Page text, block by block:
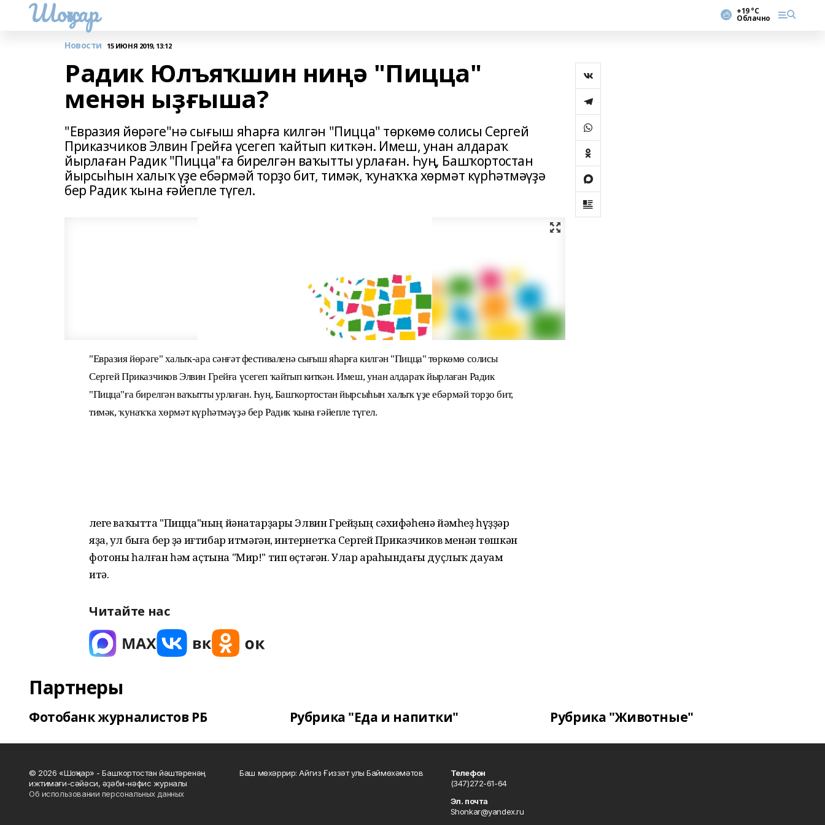
Шоңҡар +19 °С
Облачно
Новости 15 ИЮНЯ 2019, 13:12
Радик Юлъяҡшин ниңә "Пицца"
менән ыҙғыша?
"Евразия йөрәге"нә сығыш яһарға килгән "Пицца" төркөмө солисы Сергей
Приказчиков Элвин Грейға үсегеп ҡайтып киткән. Имеш, унан алдараҡ
йырлаған Радик "Пицца"ға бирелгән ваҡытты урлаған. Һуң, Башҡортостан
йырсыһын халыҡ үҙе ебәрмәй торҙо бит, тимәк, ҡунаҡҡа хөрмәт күрһәтмәүҙә
бер Радик ҡына ғәйепле түгел.
"Евразия йөрәге" халыҡ-ара сәнғәт фестиваленә сығыш яһарға килгән "Пицца" төркөмө солисы
Сергей Приказчиков Элвин Грейға үсегеп ҡайтып киткән. Имеш, унан алдараҡ йырлаған Радик
"Пицца"ға бирелгән ваҡытты урлаған. Һуң, Башҡортостан йырсыһын халыҡ үҙе ебәрмәй торҙо бит,
тимәк, ҡунаҡҡа хөрмәт күрһәтмәүҙә бер Радик ҡына ғәйепле түгел.
Әлеге ваҡытта "Пицца"ның йәнатарҙары Элвин Грейҙың сәхифәһенә йәмһеҙ һүҙҙәр
яҙа, ул быға бер ҙә иғтибар итмәгән, интернетҡа Сергей Приказчиков менән төшкән
фотоны һалған һәм аҫтына "Мир!" тип өҫтәгән. Улар араһындағы дуҫлыҡ дауам
итә.
Читайте нас
Партнеры
Фотобанк журналистов РБ Рубрика "Еда и напитки" Рубрика "Животные"
© 2026 «Шоңҡар» - Башҡортостан йәштәренәң
ижтимағи-сәйәси, әҙәби-нәфис журналы
Об использовании персональных данных
Баш мөхәррир: Айгиз Ғиззәт улы Баймөхәмәтов
Телефон
(347)272-61-64
Эл. почта
Shonkar@yandex.ru